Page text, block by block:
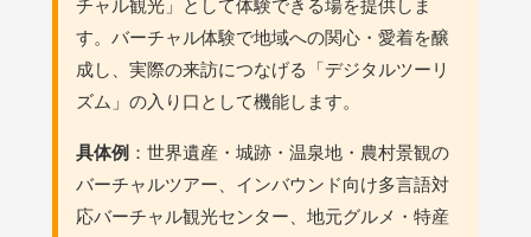
チャル観光」として体験できる場を提供しま
す。バーチャル体験で地域への関心・愛着を醸
成し、実際の来訪につなげる「デジタルツーリ
ズム」の入り口として機能します。
具体例 ：世界遺産・城跡・温泉地・農村景観の
バーチャルツアー、インバウンド向け多言語対
応バーチャル観光センター、地元グルメ・特産